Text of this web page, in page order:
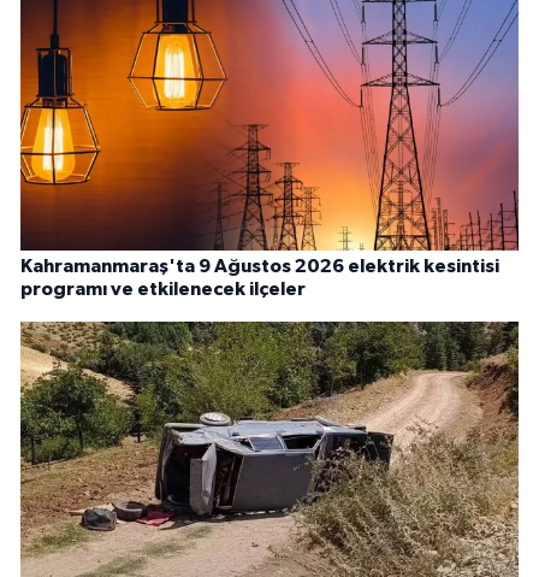
Kahramanmaraş'ta 9 Ağustos 2026 elektrik kesintisi
programı ve etkilenecek ilçeler